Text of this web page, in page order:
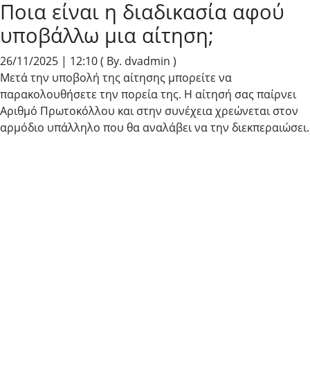
Ποια είναι η διαδικασία αφού
υποβάλλω μια αίτηση;
26/11/2025 | 12:10( By. dvadmin )
Μετά την υποβολή της αίτησης μπορείτε να
παρακολουθήσετε την πορεία της. Η αίτησή σας παίρνει
Αριθμό Πρωτοκόλλου και στην συνέχεια χρεώνεται στον
αρμόδιο υπάλληλο που θα αναλάβει να την διεκπεραιώσει.